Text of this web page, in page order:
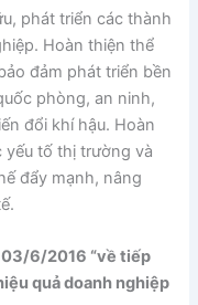
phát triển các thành
Hoàn thiện thể
đảm phát triển bền
phòng, an ninh,
đổi khí hậu. Hoàn
tố thị trường và
đẩy mạnh, nâng
03/6/2016 “về tiếp
quả doanh nghiệp